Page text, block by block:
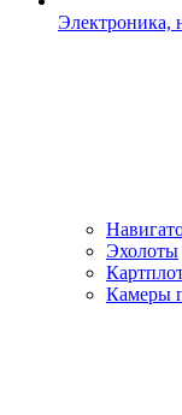
Электроника,
Эхолоты
Камеры